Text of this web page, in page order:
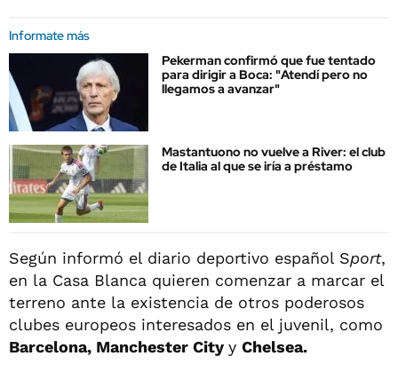
Informate más
Pekerman confirmó que fue tentado
para dirigir a Boca: "Atendí pero no
llegamos a avanzar"
Mastantuono no vuelve a River: el club
de Italia al que se iría a préstamo
Según informó el diario deportivo español Sport,
en la Casa Blanca quieren comenzar a marcar el
terreno ante la existencia de otros poderosos
clubes europeos interesados en el juvenil, como
Barcelona, Manchester City y Chelsea.